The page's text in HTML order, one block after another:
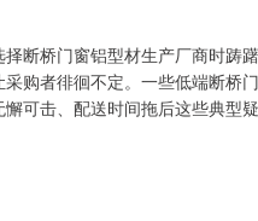
断桥门窗铝型材生产厂商时踌
购者徘徊不定。一些低端断桥
可击、配送时间拖后这些典型